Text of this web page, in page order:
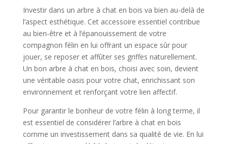
Investir dans un arbre à chat en bois va bien au-delà de
l’aspect esthétique. Cet accessoire essentiel contribue
au bien-être et à l’épanouissement de votre
compagnon félin en lui offrant un espace sûr pour
jouer, se reposer et affûter ses griffes naturellement.
Un bon arbre à chat en bois, choisi avec soin, devient
une véritable oasis pour votre chat, enrichissant son
environnement et renforçant votre lien affectif.
Pour garantir le bonheur de votre félin à long terme, il
est essentiel de considérer l’arbre à chat en bois
comme un investissement dans sa qualité de vie. En lui